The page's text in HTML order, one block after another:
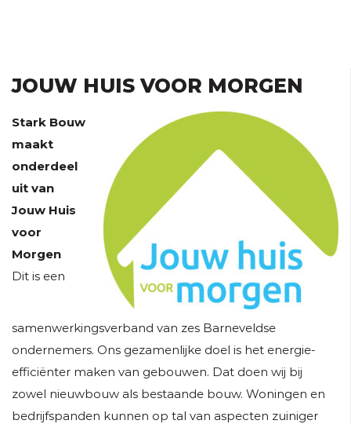
JOUW HUIS VOOR MORGEN
Stark Bouw
maakt
onderdeel
uit van
Jouw Huis
voor
Morgen
Dit is een
samenwerkingsverband van zes Barneveldse
ondernemers. Ons gezamenlijke doel is het energie-
efficiënter maken van gebouwen. Dat doen wij bij
zowel nieuwbouw als bestaande bouw. Woningen en
bedrijfspanden kunnen op tal van aspecten zuiniger